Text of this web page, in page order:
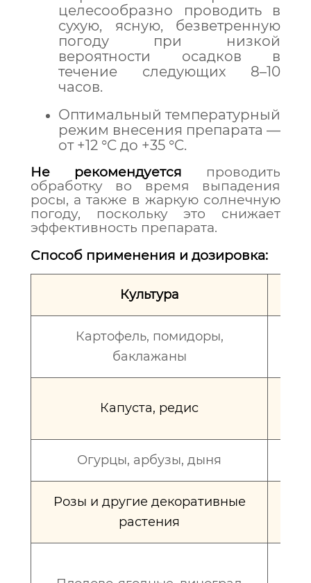
целесообразно проводить в
сухую, ясную, безветренную
погоду при низкой
вероятности осадков в
течение следующих 8–10
часов.
Оптимальный температурный
режим внесения препарата —
от +12 °C до +35 °C.
Не рекомендуется проводить
обработку во время выпадения
росы, а также в жаркую солнечную
погоду, поскольку это снижает
эффективность препарата.
Способ применения и дозировка:
Культура
Картофель, помидоры,
баклажаны
Капуста, редис
Огурцы, арбузы, дыня
Розы и другие декоративные
растения